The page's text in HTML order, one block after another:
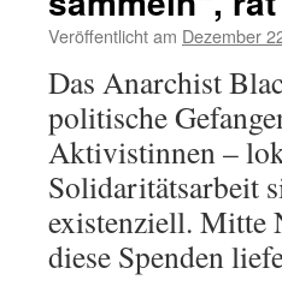
Veröffentlicht am Dezember
Das Anarchist
politische
Aktivistinnen –
Solidaritätsarbeit
existenziell. Mitte
diese Spenden